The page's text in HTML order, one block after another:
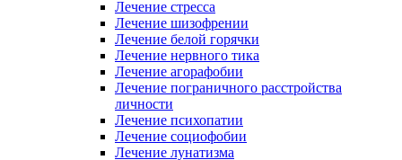
Лечение стресса
Лечение шизофрении
Лечение белой горячки
Лечение нервного тика
Лечение агорафобии
Лечение пограничного расстройства
личности
Лечение психопатии
Лечение социофобии
Лечение лунатизма